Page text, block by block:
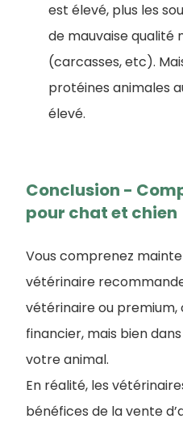
est élevé, plus les
de mauvaise qualité
(carcasses, etc).
protéines animales
élevé.
Conclusion -
pour chat et chien
Vous comprenez
vétérinaire
vétérinaire ou premium,
financier, mais bien
votre animal.
En réalité, les
bénéfices de la vente